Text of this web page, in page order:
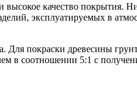
высокое качество
эксплуатируемых в
покраски древесины
в соотношении 5:1 с